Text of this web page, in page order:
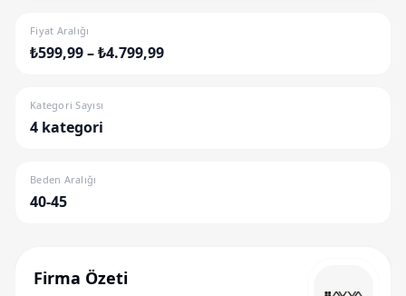
Fiyat Aralığı
₺599,99 – ₺4.799,99
Kategori Sayısı
4 kategori
Beden Aralığı
40-45
Firma Özeti